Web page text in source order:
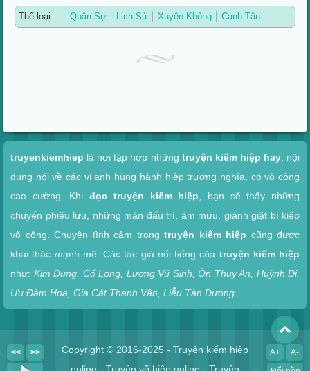
Thể loại: Quân Sự Lịch Sử Xuyên Không Canh Tân
truyenkiemhiep là nơi tập hợp những truyện kiếm hiệp hay, nội
dung nói về các vị anh hùng hành hiệp trượng nghĩa, có võ công
cao cường. Khiđọc truyện kiếm hiệp , bạn sẽ thấy những
chuyến phiêu lưu, những màn đấu trí, âm mưu, giành giật bí kiếp
võ công. Chuyện tình cảm trong truyện kiếm hiệp cũng được
khai thác mạnh mẽ. Các tác giả nổi tiếng của truyện kiếm hiệp
như: Kim Dung, Cổ Long, Lương Vũ Sinh, Ôn Thụy An, Huỳnh Dị,
Ưu Đàm Hoa, Gia Cát Thanh Vân, Liễu Tàn Dương
Copyright © 2016-2025 - Truyện kiếm hiệp
online - Truyện võ hiệp online - Truyện
>>
<< A+
A-